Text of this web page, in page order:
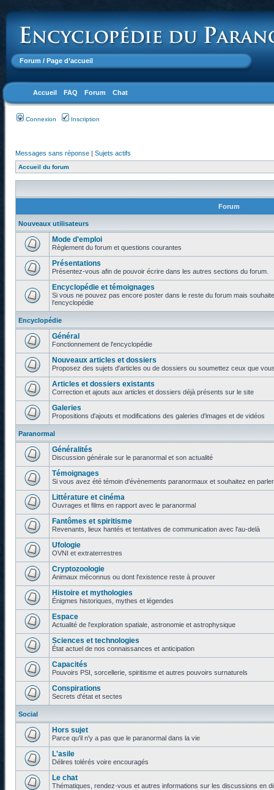
Forum / Page d’accueil
Accueil FAQ Forum Chat
Connexion Inscription
Messages sans réponse | Sujets actifs
Accueil du forum
Forum
Nouveaux utilisateurs
Mode d'emploi
Règlement du forum et questions courantes
Présentations
Présentez-vous afin de pouvoir écrire dans les autres sections du forum.
Encyclopédie et témoignages
Si vous ne pouvez pas encore poster dans le reste du forum mais
l'encyclopédie
Encyclopédie
Général
Fonctionnement de l'encyclopédie
Nouveaux articles et dossiers
Proposez des sujets d'articles ou de dossiers ou soumettez ceux que
Articles et dossiers existants
Correction et ajouts aux articles et dossiers déjà présents sur le site
Galeries
Propositions d'ajouts et modifications des galeries d'images et de vidéos
Paranormal
Généralités
Discussion générale sur le paranormal et son actualité
Témoignages
Si vous avez été témoin d'évènements paranormaux et souhaitez en
Littérature et cinéma
Ouvrages et films en rapport avec le paranormal
Fantômes et spiritisme
Revenants, lieux hantés et tentatives de communication avec l'au-delà
Ufologie
OVNI et extraterrestres
Cryptozoologie
Animaux méconnus ou dont l'existence reste à prouver
Histoire et mythologies
Énigmes historiques, mythes et légendes
Espace
Actualité de l'exploration spatiale, astronomie et astrophysique
Sciences et technologies
État actuel de nos connaissances et anticipation
Capacités
Pouvoirs PSI, sorcellerie, spiritisme et autres pouvoirs surnaturels
Conspirations
Secrets d'état et sectes
Social
Hors sujet
Parce qu'il n'y a pas que le paranormal dans la vie
L'asile
Délires tolérés voire encouragés
Le chat
Thématiques, rendez-vous et autres informations sur les discussions en